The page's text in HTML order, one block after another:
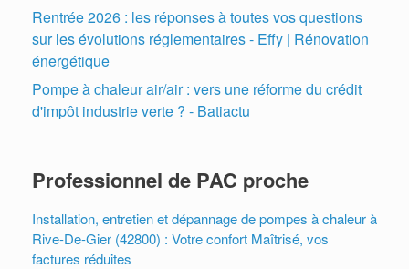
Rentrée 2026 : les réponses à toutes vos questions
sur les évolutions réglementaires - Effy | Rénovation
énergétique
Pompe à chaleur air/air : vers une réforme du crédit
d'impôt industrie verte ? - Batiactu
Professionnel de PAC proche
Installation, entretien et dépannage de pompes à chaleur à
Rive-De-Gier (42800) : Votre confort Maîtrisé, vos
factures réduites